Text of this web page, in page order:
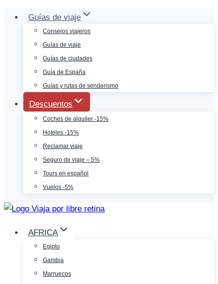
Saltar
contenido
Guías de viaje
Consejos viajeros
Guías de viaje
Guías de ciudades
Guía de España
Guías y rutas de senderismo
Descuentos
Coches de alquiler -15%
Hoteles -15%
Reclamar viaje
Seguro de viaje – 5%
Tours en español
Vuelos -5%
AFRICA
Egipto
Gambia
Marruecos